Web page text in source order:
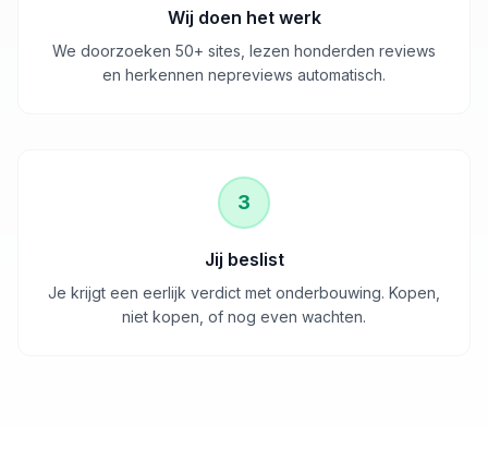
Wij doen het werk
We doorzoeken 50+ sites, lezen honderden reviews
en herkennen nepreviews automatisch.
3
Jij beslist
Je krijgt een eerlijk verdict met onderbouwing. Kopen,
niet kopen, of nog even wachten.